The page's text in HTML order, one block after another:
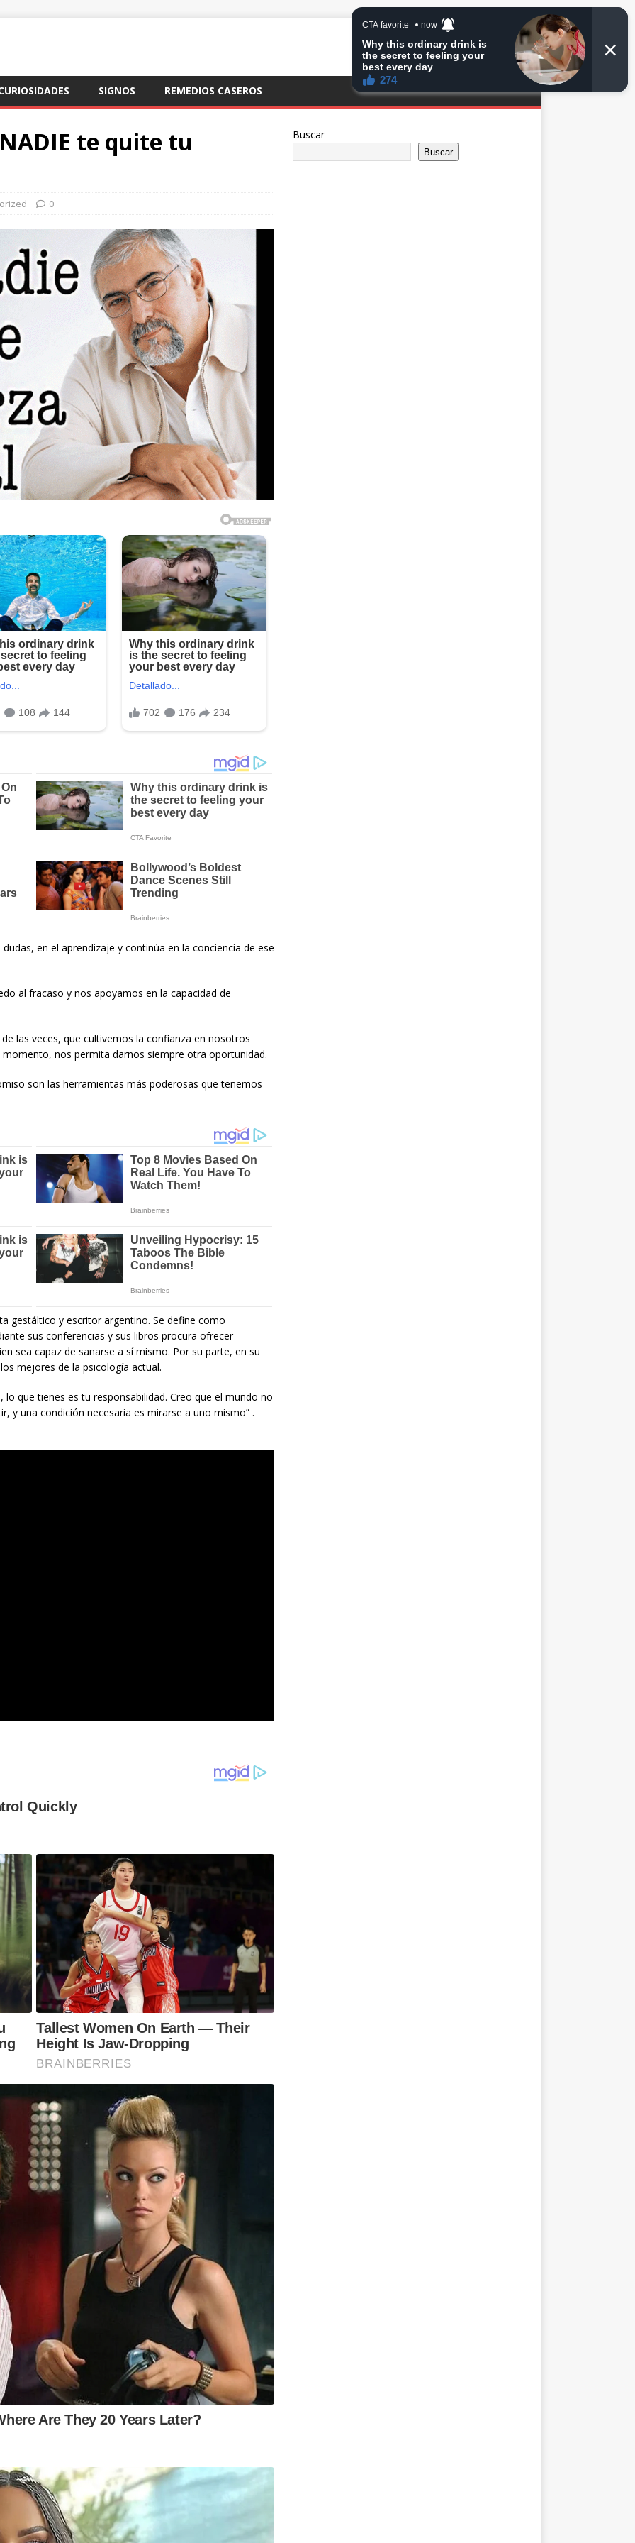
SIGNOS REMEDIOS CASEROS
te quite tu
0
en el aprendizaje y continúa en la conciencia de ese
al fracaso y nos apoyamos en la capacidad de
las veces, que cultivemos la confianza en nosotros
nos permita darnos siempre otra oportunidad.
son las herramientas más poderosas que tenemos
gestáltico y escritor argentino. Se define como
sus conferencias y sus libros procura ofrecer
sea capaz de sanarse a sí mismo. Por su parte, en su
mejores de la psicología actual.
que tienes es tu responsabilidad. Creo que el mundo no
y una condición necesaria es mirarse a uno mismo” .
Buscar
Buscar